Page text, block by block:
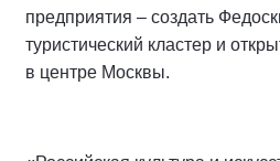
предприятия – создать
туристический кластер и
в центре Москвы.